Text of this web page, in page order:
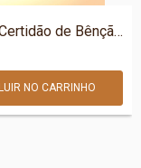
M-19 -Certidão de Bênção Matrimonial - A...